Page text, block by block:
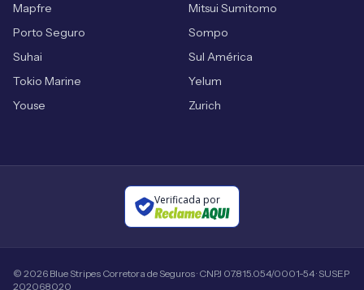
Mapfre
Mitsui Sumitomo
Porto Seguro
Sompo
Suhai
Sul América
Tokio Marine
Yelum
Youse
Zurich
Verificada por
© 2026 Blue Stripes Corretora de Seguros · CNPJ 07.815.054/0001-54 · SUSEP
202068020